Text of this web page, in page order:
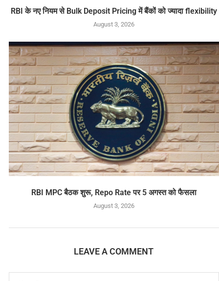
RBI के नए नियम से Bulk Deposit Pricing में बैंकों को ज्यादा flexibility
August 3, 2026
RBI MPC बैठक शुरू, Repo Rate पर 5 अगस्त को फैसला
August 3, 2026
LEAVE A COMMENT